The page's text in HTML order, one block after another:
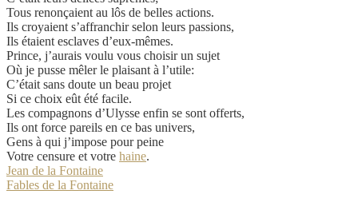
Tous renonçaient au lôs de belles actions.
Ils croyaient s’affranchir selon leurs passions,
Ils étaient esclaves d’eux-mêmes.
Prince, j’aurais voulu vous choisir un sujet
Où je pusse mêler le plaisant à l’utile:
C’était sans doute un beau projet
Si ce choix eût été facile.
Les compagnons d’Ulysse enfin se sont offerts,
Ils ont force pareils en ce bas univers,
Gens à qui j’impose pour peine
Votre censure et votre haine.
Jean de la Fontaine
Fables de la Fontaine